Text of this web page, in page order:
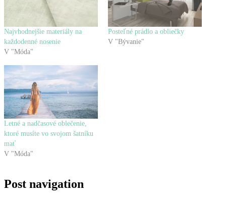
Najvhodnejšie materiály na
každodenné nosenie
V "Móda"
Posteľné prádlo a obliečky
V "Bývanie"
Letné a nadčasové oblečenie,
ktoré musíte vo svojom šatníku
mať
V "Móda"
Post navigation